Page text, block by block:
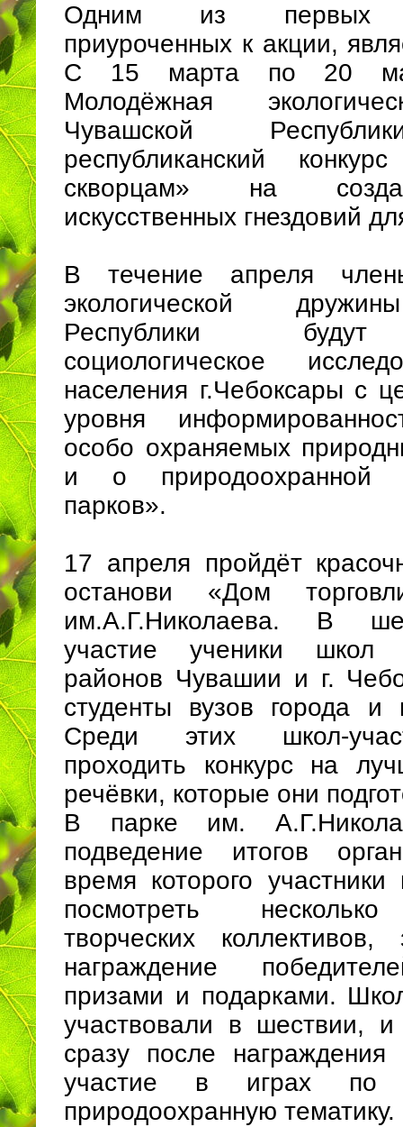
Одним из первых
приуроченных к акции,
С 15 марта по 20
Молодёжная
Чувашской
республиканский
скворцам» на
искусственных гнездовий
В течение апреля
экологической
Республики будут
социологическое
населения г.Чебоксары с
уровня
особо охраняемых
и о природоохранной
парков».
17 апреля пройдёт
останови «Дом
им.А.Г.Николаева. В
участие ученики школ
районов Чувашии и г.
студенты вузов города
Среди этих школ-
проходить конкурс на
речёвки, которые они
В парке им.
подведение итогов
время которого участники
посмотреть
творческих
награждение
призами и подарками.
участвовали в шествии,
сразу после награждения
участие в играх по
природоохранную тематику.